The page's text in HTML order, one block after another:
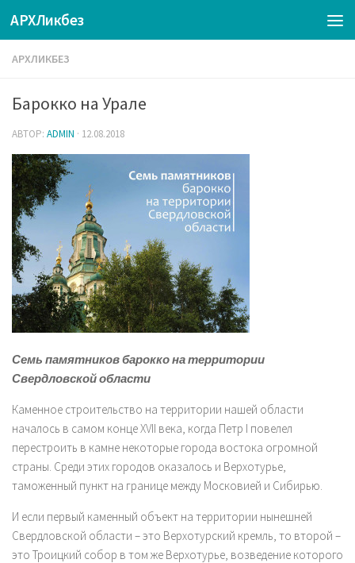
АРХЛикбез
АРХЛИКБЕЗ
Барокко на Урале
АВТОР: ADMIN · 12.08.2018
Семь памятников барокко на территории
Свердловской области
Каменное строительство на территории нашей области
началось в самом конце XVII века, когда Петр I повелел
перестроить в камне некоторые города востока огромной
страны. Среди этих городов оказалось и Верхотурье,
таможенный пункт на границе между Московией и Сибирью.
И если первый каменный объект на территории нынешней
Свердловской области – это Верхотурский кремль, то второй –
это Троицкий собор в том же Верхотурье, возведение которого